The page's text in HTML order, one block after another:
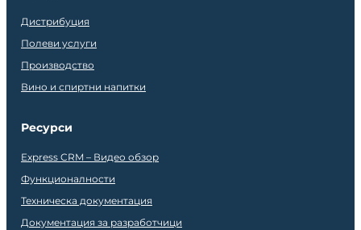
Дистрибуция
Полеви услуги
Производство
Вино и спиртни напитки
Ресурси
Express CRM – Видео обзор
Функционалности
Техническа документация
Документация за разработчици